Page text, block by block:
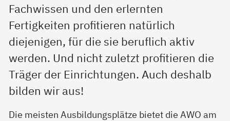
Fachwissen und den erlernten
Fertigkeiten profitieren natürlich
diejenigen, für die sie beruflich aktiv
werden. Und nicht zuletzt profitieren die
Träger der Einrichtungen. Auch deshalb
bilden wir aus!
Die meisten Ausbildungsplätze bietet die AWO am